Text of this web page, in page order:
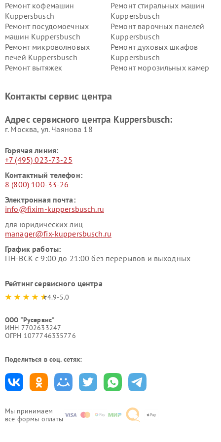
Мы принимаем
все формы оплаты
Ремонт кофемашин
Kuppersbusch
Ремонт стиральных машин
Kuppersbusch
Ремонт посудомоечных
машин Kuppersbusch
Ремонт варочных панелей
Kuppersbusch
Ремонт микроволновых
печей Kuppersbusch
Ремонт духовых шкафов
Kuppersbusch
Ремонт вытяжек
Ремонт морозильных камер
Kuppersbusch
вакуумных упаковщиков
Ремонт сушильных машин Kuppersbusch
Контакты сервис центра
Адрес сервисного центра Kuppersbusch:
г. Москва, ул. Чаянова 18
Горячая линия:
+7 (495) 023-73-25
Контактный телефон:
8 (800) 100-33-26
Электронная почта:
info@fixim-kuppersbusch.ru
для юридических лиц
manager@fix-kuppersbusch.ru
График работы:
ПН-ВСК с 9:00 до 21:00 без перерывов и выходных
Рейтинг сервисного центра
4.9-5.0
ООО "Русервис"
ИНН 7702633247
ОГРН 1077746335776
Поделиться в соц. сетях: